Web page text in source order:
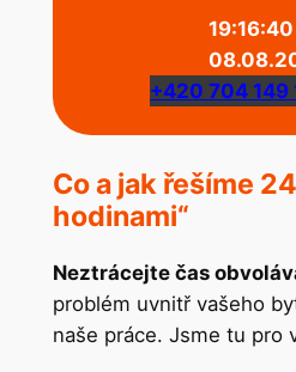
19:16:40
+420 704 149
Co a jak řešíme
hodinami“
Neztrácejte čas
problém uvnitř vašeho
naše práce. Jsme tu pro